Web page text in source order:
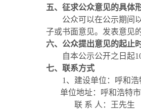
五、征求公众意见的具体
公众可以在公示期间
子或书面意见。发表意见
六、公众提出意见的起止
自本公示公开之日起
七、联系方式
1 、建设单位：呼和
单位地址：呼和浩特
联 系 人：王先生